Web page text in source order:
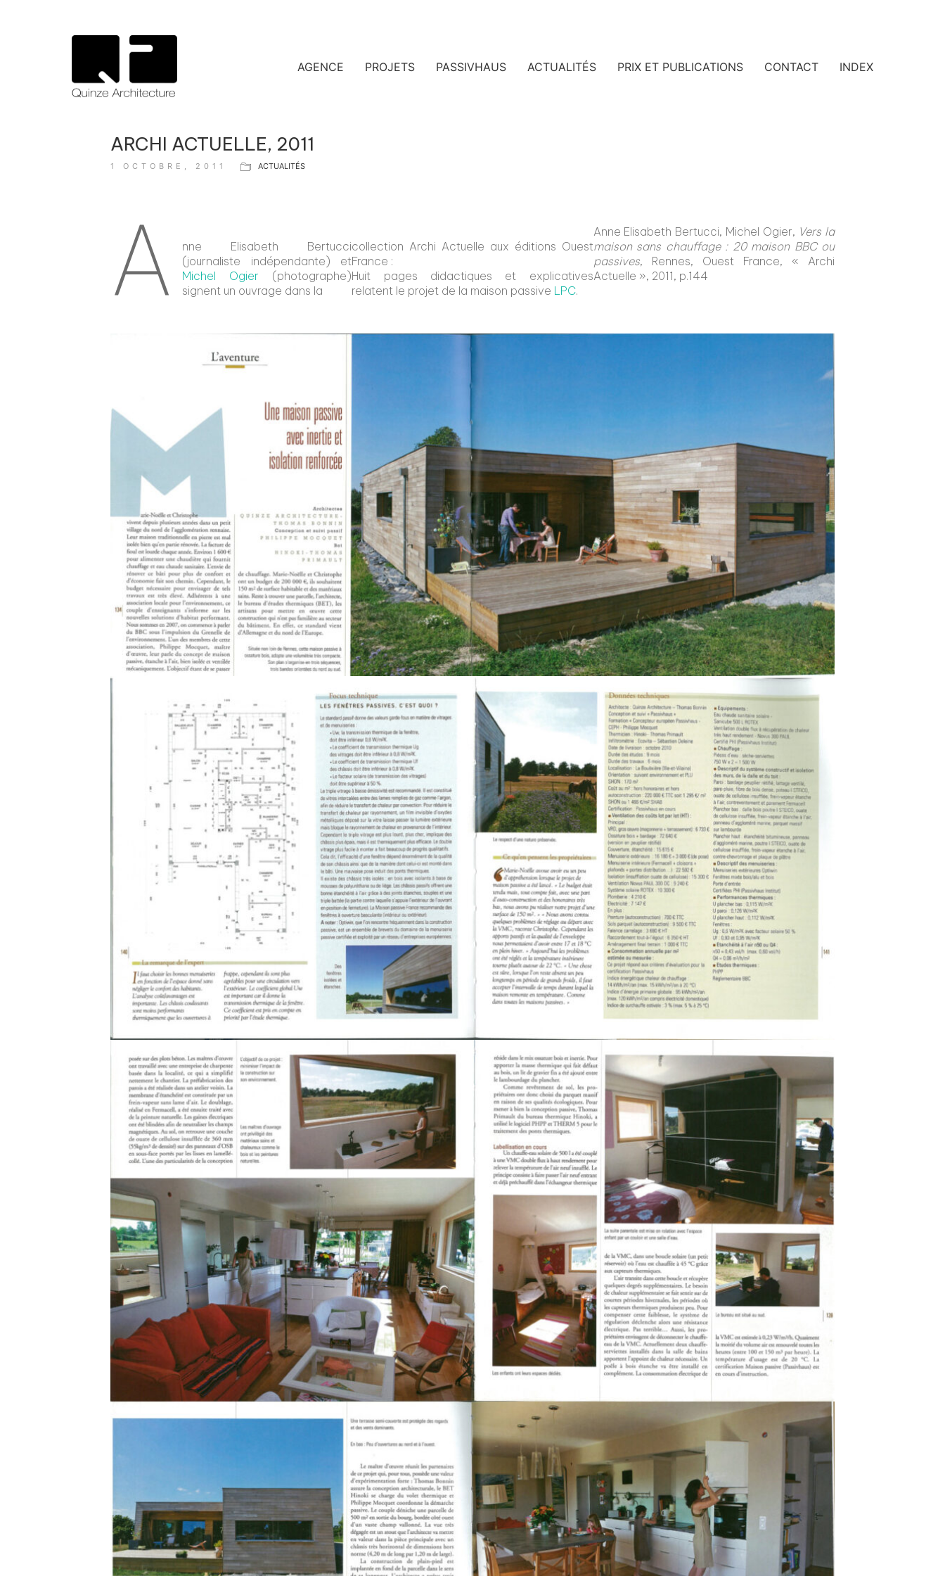
AGENCE PROJETS PASSIVHAUS ACTUALITÉS PRIX ET PUBLICATIONS CONTACT INDEX
ARCHI ACTUELLE, 2011
1 OCTOBRE, 2011 ACTUALITÉS
A
nne Elisabeth Bertucci
(journaliste indépendante) et
Michel Ogier (photographe)
signent un ouvrage dans la
collection Archi Actuelle aux éditions Ouest
France :
Huit pages didactiques et explicatives
relatent le projet de la maison passive LPC.
Anne Elisabeth Bertucci, Michel Ogier, Vers la
maison sans chauffage : 20 maison BBC ou
passives, Rennes, Ouest France, « Archi
Actuelle », 2011, p.144